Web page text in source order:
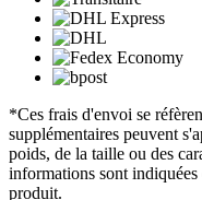
*Ces frais d'envoi se
supplémentaires peuvent
poids, de la taille ou des
informations sont
produit.